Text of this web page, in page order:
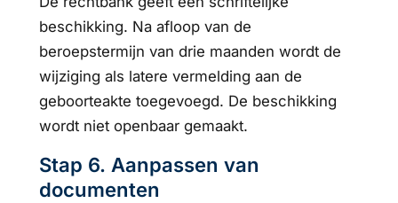
beschikking. Na afloop van de
beroepstermijn van drie maanden wordt de
wijziging als latere vermelding aan de
geboorteakte toegevoegd. De beschikking
wordt niet openbaar gemaakt.
Stap 6. Aanpassen van
documenten